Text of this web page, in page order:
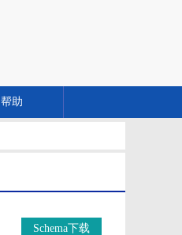
帮助
Schema下载